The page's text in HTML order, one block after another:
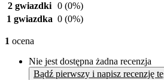
2 gwiazdki 0 (0%)
1 gwiazdka 0 (0%)
1 ocena
Nie jest dostępna żadna recenzja
Bądź pierwszy i napisz recenzję